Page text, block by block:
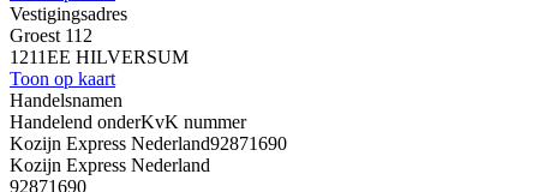
Vestigingsadres
Groest 112
1211EE HILVERSUM
Toon op kaart
Handelsnamen
Handelend onderKvK nummer
Kozijn Express Nederland92871690
Kozijn Express Nederland
92871690